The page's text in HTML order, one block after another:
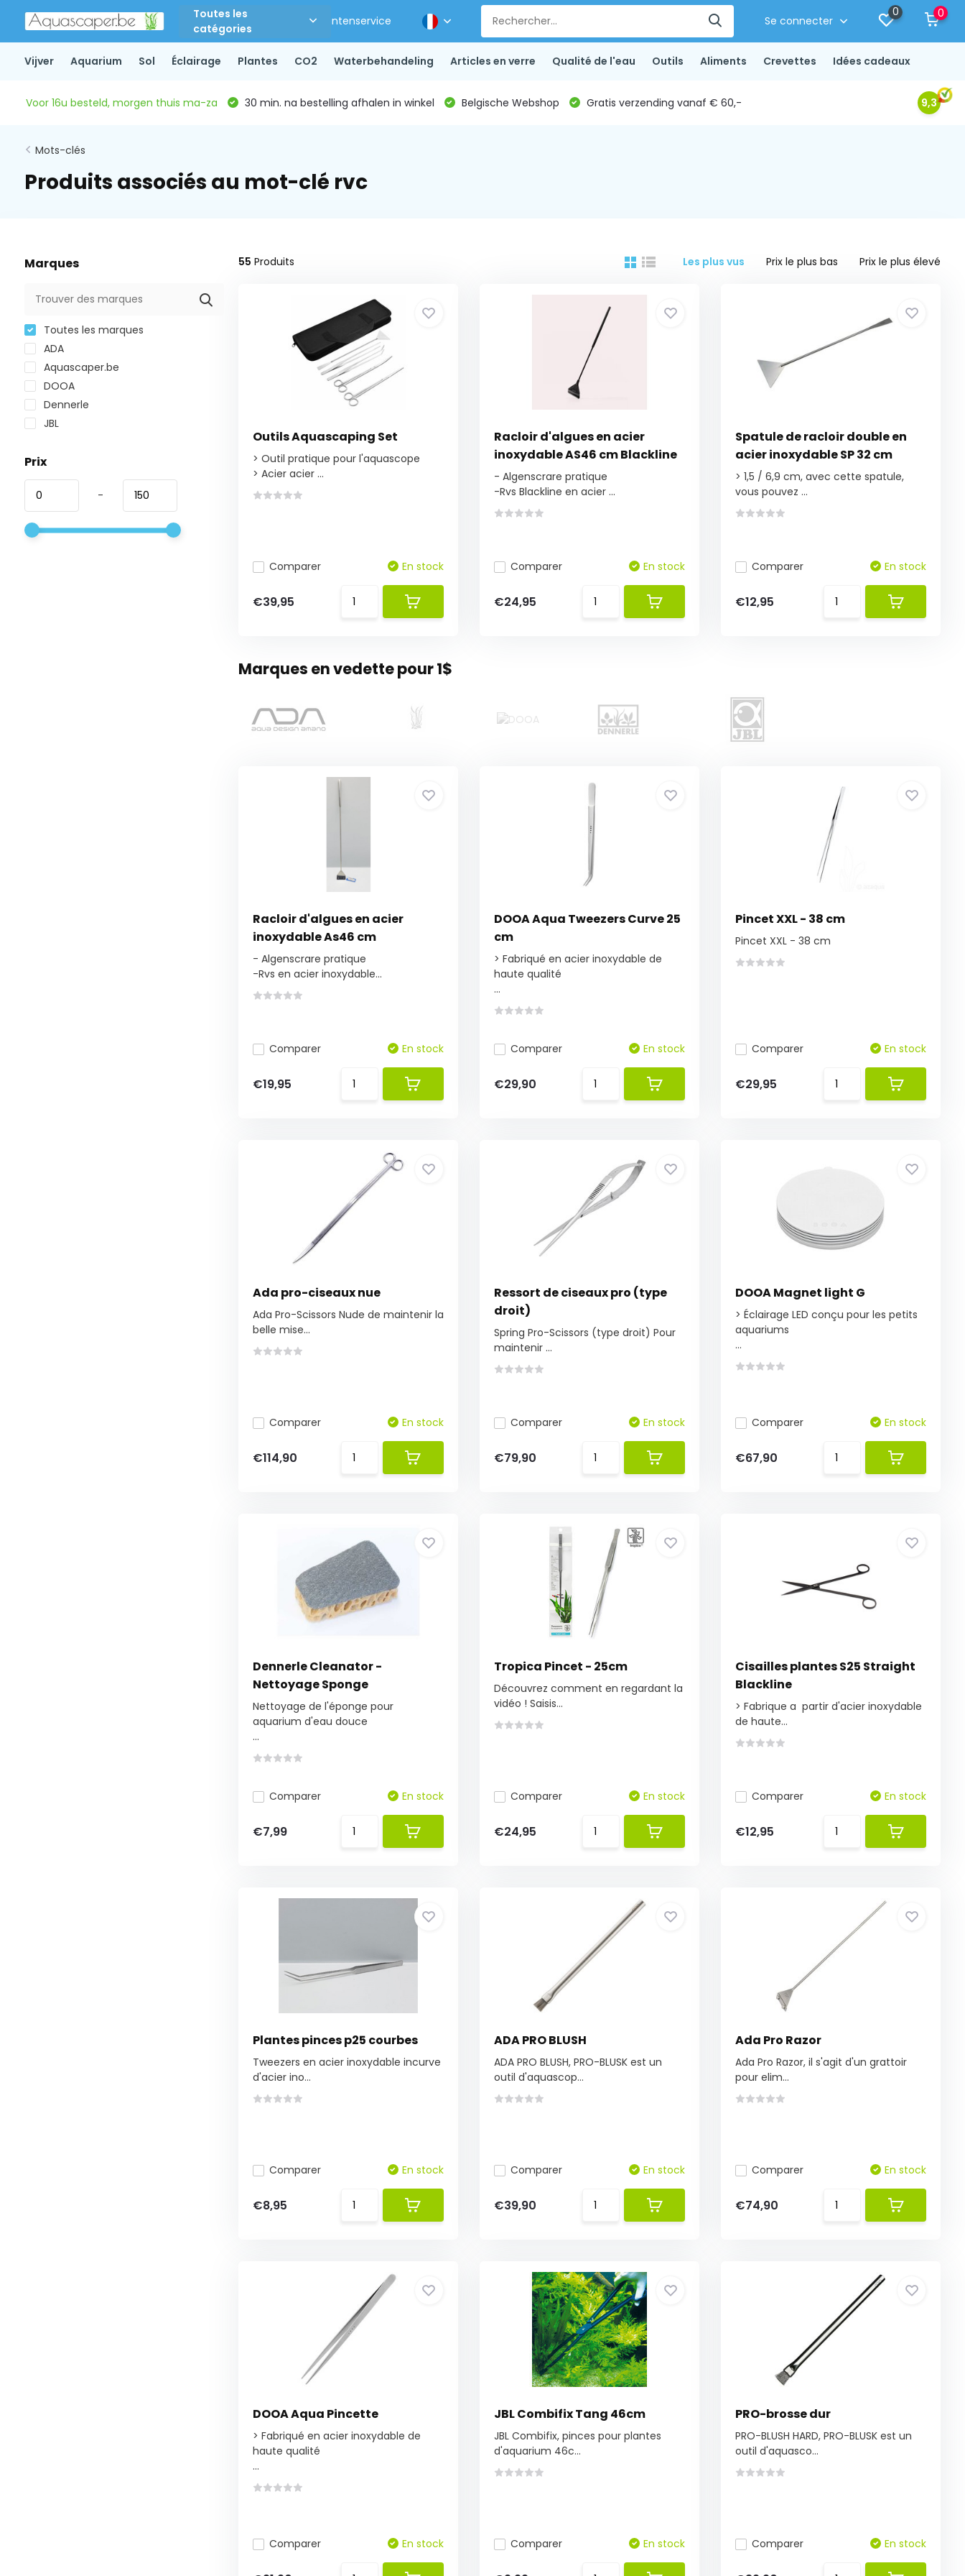
Toutes les
catégories
Klantenservice Se connecter
0 0
Vijver Aquarium Sol Éclairage Plantes CO2 Waterbehandeling Articles en verre Qualité de l'eau Outils Aliments Crevettes Idées cadeaux
Voor 16u besteld, morgen thuis ma-za 30 min. na bestelling afhalen in winkel Belgische Webshop Gratis verzending vanaf € 60,- 9,3
Mots-clés
Produits associés au mot-clé rvc
Marques
Toutes les marques
ADA
Aquascaper.be
DOOA
Dennerle
JBL
Prix
-
55 Produits Les plus vus Prix le plus bas Prix le plus élevé
Outils Aquascaping Set
> Outil pratique pour l'aquascope
> Acier acier ...
Comparer En stock
€39,95
Racloir d'algues en acier
inoxydable AS46 cm Blackline
- Algenscrare pratique
-Rvs Blackline en acier ...
Comparer En stock
€24,95
Spatule de racloir double en
acier inoxydable SP 32 cm
> 1,5 / 6,9 cm, avec cette spatule,
vous pouvez ...
Comparer En stock
€12,95
Marques en vedette pour 1$
Racloir d'algues en acier
inoxydable As46 cm
- Algenscrare pratique
-Rvs en acier inoxydable...
Comparer En stock
€19,95
DOOA Aqua Tweezers Curve 25
cm
> Fabriqué en acier inoxydable de
haute qualité
...
Comparer En stock
€29,90
Pincet XXL - 38 cm
Pincet XXL - 38 cm
Comparer En stock
€29,95
Ada pro-ciseaux nue
Ada Pro-Scissors Nude de maintenir la
belle mise...
Comparer En stock
€114,90
Ressort de ciseaux pro (type
droit)
Spring Pro-Scissors (type droit) Pour
maintenir ...
Comparer En stock
€79,90
DOOA Magnet light G
> Éclairage LED conçu pour les petits
aquariums
...
Comparer En stock
€67,90
Dennerle Cleanator -
Nettoyage Sponge
Nettoyage de l'éponge pour
aquarium d'eau douce
...
Comparer En stock
€7,99
Tropica Pincet - 25cm
Découvrez comment en regardant la
vidéo ! Saisis...
Comparer En stock
€24,95
Cisailles plantes S25 Straight
Blackline
> Fabrique a partir d'acier inoxydable
de haute...
Comparer En stock
€12,95
Plantes pinces p25 courbes
Tweezers en acier inoxydable incurve
d'acier ino...
Comparer En stock
€8,95
ADA PRO BLUSH
ADA PRO BLUSH, PRO-BLUSK est un
outil d'aquascop...
Comparer En stock
€39,90
Ada Pro Razor
Ada Pro Razor, il s'agit d'un grattoir
pour elim...
Comparer En stock
€74,90
DOOA Aqua Pincette
> Fabriqué en acier inoxydable de
haute qualité
...
Comparer En stock
JBL Combifix Tang 46cm
JBL Combifix, pinces pour plantes
d'aquarium 46c...
Comparer En stock
PRO-brosse dur
PRO-BLUSH HARD, PRO-BLUSK est un
outil d'aquasco...
Comparer En stock